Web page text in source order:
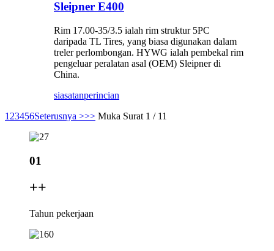
Sleipner E400
Rim 17.00-35/3.5 ialah rim struktur 5PC
daripada TL Tires, yang biasa digunakan dalam
treler perlombongan. HYWG ialah pembekal rim
pengeluar peralatan asal (OEM) Sleipner di
China.
siasatanperincian
1 23456Seterusnya >>> Muka Surat 1 / 11
01
++
Tahun pekerjaan